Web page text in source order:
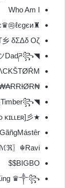
Who Am I
♜fιяє♛㉺ℓєgєи∂
乡 δΣΔδ Οζ
◥꧁དDevilツDadཌ꧂◤
₦ɆØ₦ ₩₳ɌɌƗØɌ
◥꧁Timber꧂
★彡[ᴅᴇᴀᴅ ᴋɪʟʟᴇʀ]彡★
GãñgMástêr
〗☬Ravi
BIGBO$$
♛༒꧂